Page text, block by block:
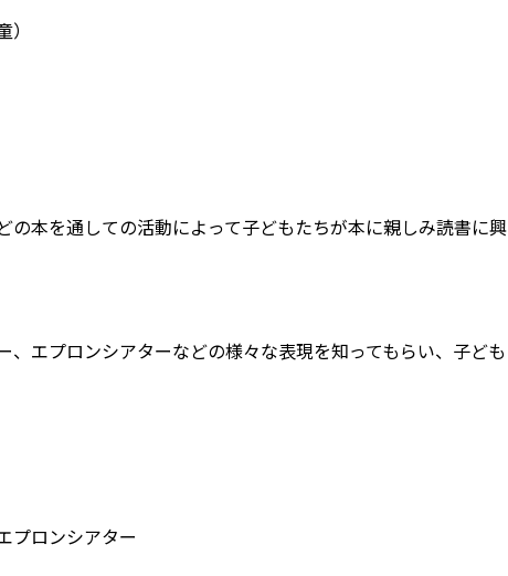
の本を通しての活動によって子どもたちが本に親しみ読書に興
、エプロンシアターなどの様々な表現を知ってもらい、子ども
プロンシアター